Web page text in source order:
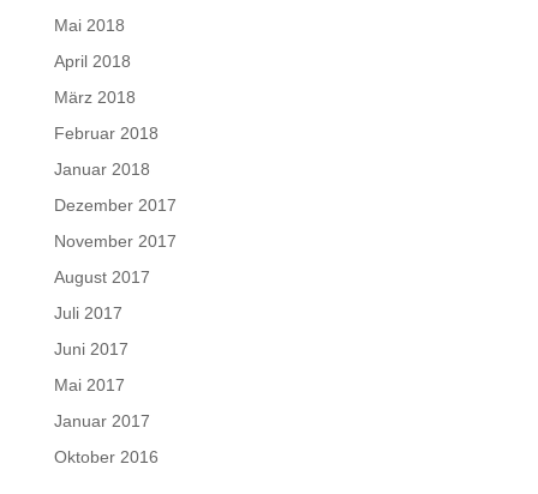
Mai 2018
April 2018
März 2018
Februar 2018
Januar 2018
Dezember 2017
November 2017
August 2017
Juli 2017
Juni 2017
Mai 2017
Januar 2017
Oktober 2016